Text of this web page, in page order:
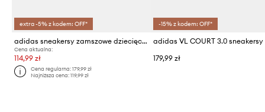
extra -5% z kodem: OFF*
adidas sneakersy zamszowe dziecięce GRAND COURT 00s
Cena aktualna:
114,99 zł
Cena regularna:179,99 zł
Najniższa cena:119,99 zł
-15% z kodem: OFF*
179,99 zł